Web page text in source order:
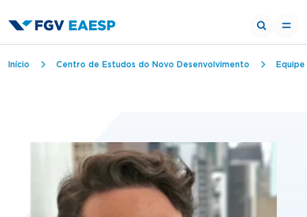
Trilha de navegação
Início Centro de Estudos do Novo Desenvolvimento Equipe